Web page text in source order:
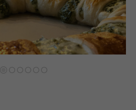
Kanälen gibt es regelmäßig